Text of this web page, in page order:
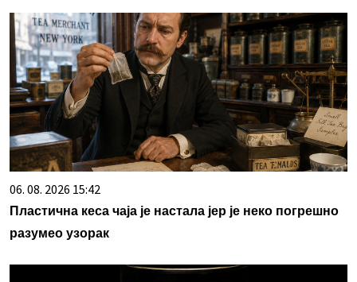
06. 08. 2026 15:42
Пластична кеса чаја је настала јер је неко погрешно
разумео узорак